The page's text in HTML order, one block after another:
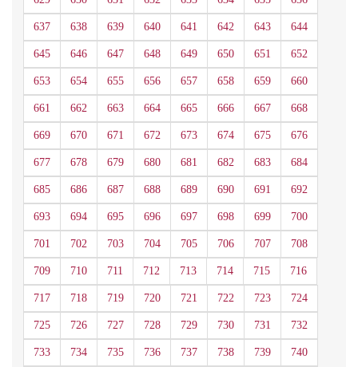
637 638 639 640 641 642 643 644
645 646 647 648 649 650 651 652
653 654 655 656 657 658 659 660
661 662 663 664 665 666 667 668
669 670 671 672 673 674 675 676
677 678 679 680 681 682 683 684
685 686 687 688 689 690 691 692
693 694 695 696 697 698 699 700
701 702 703 704 705 706 707 708
709 710 711 712 713 714 715 716
717 718 719 720 721 722 723 724
725 726 727 728 729 730 731 732
733 734 735 736 737 738 739 740